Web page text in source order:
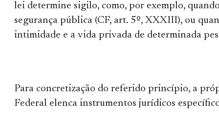
lei determine sigilo, como, por exemplo,
segurança pública (CF, art. 5º, XXXIII), ou
intimidade e a vida privada de determinada
Para concretização do referido princípio, a
Federal elenca instrumentos jurídicos